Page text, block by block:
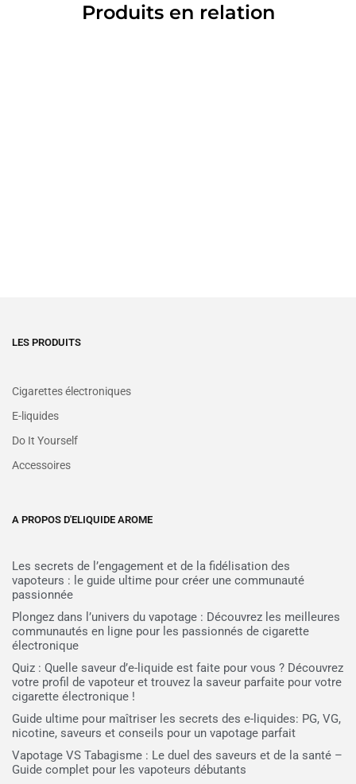
Produits en relation
LES PRODUITS
Cigarettes électroniques
E-liquides
Do It Yourself
Accessoires
A PROPOS D'ELIQUIDE AROME
Les secrets de l’engagement et de la fidélisation des
vapoteurs : le guide ultime pour créer une communauté
passionnée
Plongez dans l’univers du vapotage : Découvrez les meilleures
communautés en ligne pour les passionnés de cigarette
électronique
Quiz : Quelle saveur d’e-liquide est faite pour vous ? Découvrez
votre profil de vapoteur et trouvez la saveur parfaite pour votre
cigarette électronique !
Guide ultime pour maîtriser les secrets des e-liquides: PG, VG,
nicotine, saveurs et conseils pour un vapotage parfait
Vapotage VS Tabagisme : Le duel des saveurs et de la santé –
Guide complet pour les vapoteurs débutants